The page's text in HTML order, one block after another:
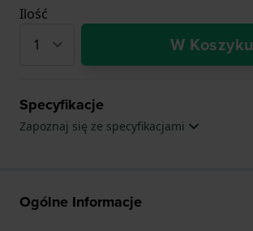
Ilość
W Koszyku
Specyfikacje
Zapoznaj się ze specyfikacjami
Ogólne Informacje